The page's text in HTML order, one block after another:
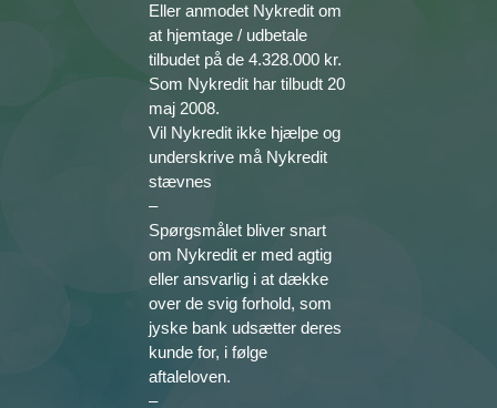
Eller anmodet Nykredit om
at hjemtage / udbetale
tilbudet på de 4.328.000 kr.
Som Nykredit har tilbudt 20
maj 2008.
Vil Nykredit ikke hjælpe og
underskrive må Nykredit
stævnes
–
Spørgsmålet bliver snart
om Nykredit er med agtig
eller ansvarlig i at dække
over de svig forhold, som
jyske bank udsætter deres
kunde for, i følge
aftaleloven.
–